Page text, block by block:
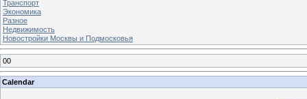
Транспорт
Экономика
Разное
Недвижимость
Новостройки Москвы и Подмосковья
00
Calendar